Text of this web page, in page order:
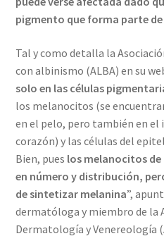
pigmento que forma parte
Tal y como detalla la
con albinismo (ALBA) en su
solo en las células
los melanocitos (se
en el pelo, pero también en
corazón) y las células del
Bien, pues los melanocitos
en número y distribución,
de sintetizar melanina”,
dermatóloga y miembro de la
Dermatología y Venereología